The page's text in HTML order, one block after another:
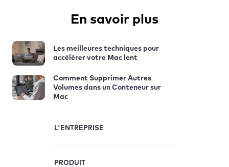
En savoir plus
Les meilleures techniques pour
accélérer votre Mac lent
Comment Supprimer Autres
Volumes dans un Conteneur sur
Mac
L'ENTREPRISE
PRODUIT